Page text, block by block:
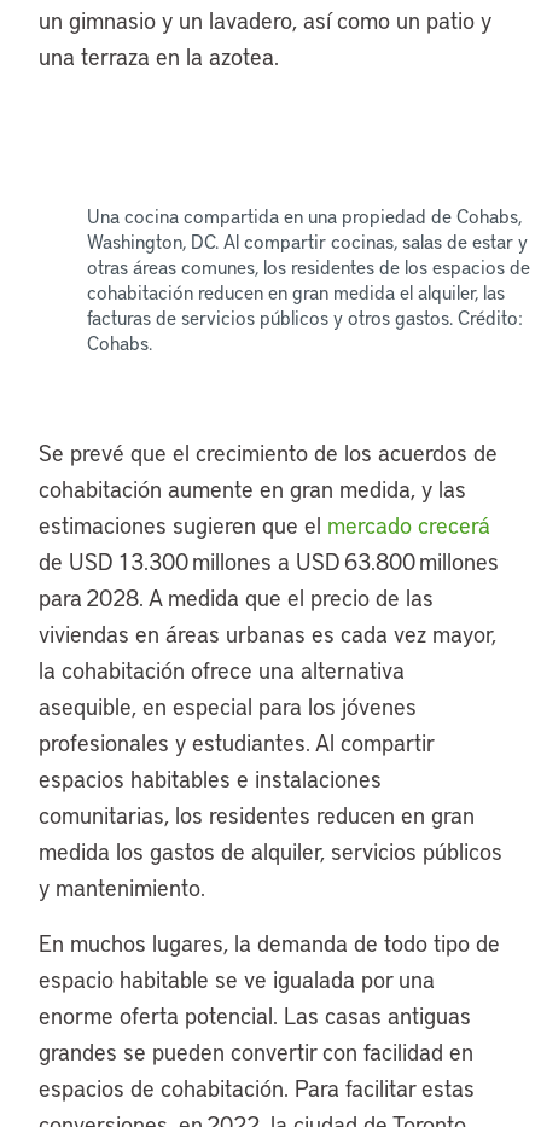
un gimnasio y un lavadero, así como un patio y
una terraza en la azotea.
Una cocina compartida en una propiedad de Cohabs,
Washington, DC. Al compartir cocinas, salas de estar y
otras áreas comunes, los residentes de los espacios de
cohabitación reducen en gran medida el alquiler, las
facturas de servicios públicos y otros gastos. Crédito:
Cohabs.
Se prevé que el crecimiento de los acuerdos de
cohabitación aumente en gran medida, y las
estimaciones sugieren que el mercado crecerá
de USD 13.300 millones a USD 63.800 millones
para 2028. A medida que el precio de las
viviendas en áreas urbanas es cada vez mayor,
la cohabitación ofrece una alternativa
asequible, en especial para los jóvenes
profesionales y estudiantes. Al compartir
espacios habitables e instalaciones
comunitarias, los residentes reducen en gran
medida los gastos de alquiler, servicios públicos
y mantenimiento.
En muchos lugares, la demanda de todo tipo de
espacio habitable se ve igualada por una
enorme oferta potencial. Las casas antiguas
grandes se pueden convertir con facilidad en
espacios de cohabitación. Para facilitar estas